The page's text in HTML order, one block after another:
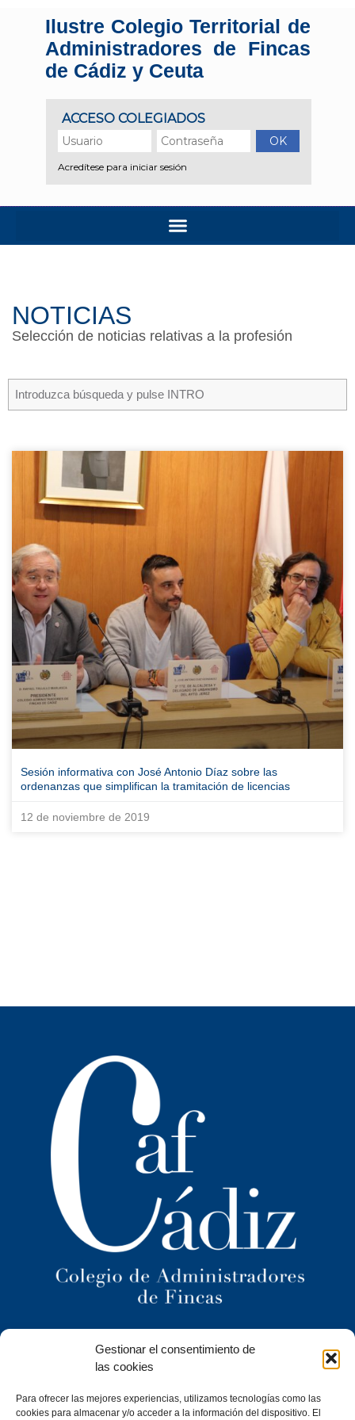
Gestionar el consentimiento de
las cookies
Para ofrecer las mejores experiencias, utilizamos tecnologías como las
cookies para almacenar y/o acceder a la información del dispositivo. El
Ilustre Colegio Territorial de
Administradores de Fincas
de Cádiz y Ceuta
NOTICIAS
Selección de noticias relativas a la profesión
Sesión informativa con José Antonio Díaz sobre las
ordenanzas que simplifican la tramitación de licencias
12 de noviembre de 2019
Ilustre Colegio Territorial
de Administradores de Fincas
de Cádiz y
C/ Caracuel, 24-1º Izq · 11402 Jerez de la Frontera (Cádiz)